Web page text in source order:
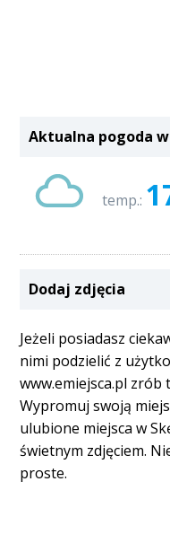
Aktualna pogoda
temp.:
Dodaj zdjęcia
Jeżeli posiadasz
nimi podzielić z
www.emiejsca.pl zrób
Wypromuj swoją
ulubione miejsca w
świetnym zdjęciem.
proste.